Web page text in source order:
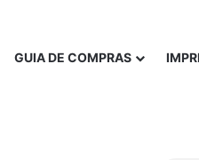
GUIA DE COMPRAS